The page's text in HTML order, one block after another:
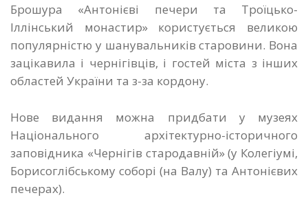
Брошура «Антонієві печери та Троїцько-
Іллінський монастир» користується великою
популярністю у шанувальників старовини. Вона
зацікавила і чернігівців, і гостей міста з інших
областей України та з-за кордону.
Нове видання можна придбати у музеях
Національного архітектурно-історичного
заповідника «Чернігів стародавній» (у Колегіумі,
Борисоглібському соборі (на Валу) та Антонієвих
печерах).